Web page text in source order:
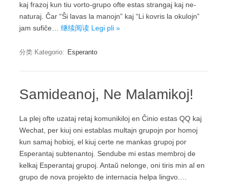
kaj frazoj kun tiu vorto-grupo ofte estas strangaj kaj ne-
naturaj. Ĉar “Ŝi lavas la manojn” kaj “Li kovris la okulojn”
jam sufiĉe… 继续阅读 Legi pli »
分类 Kategorio: Esperanto
Samideanoj, Ne Malamikoj!
La plej ofte uzataj retaj komunikiloj en Ĉinio estas QQ kaj
Wechat, per kiuj oni establas multajn grupojn por homoj
kun samaj hobioj, el kiuj certe ne mankas grupoj por
Esperantaj subtenantoj. Sendube mi estas membroj de
kelkaj Esperantaj grupoj. Antaŭ nelonge, oni tiris min al en
grupo de nova projekto de internacia helpa lingvo.…